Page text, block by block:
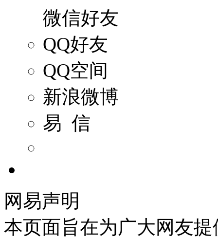
微信好友
QQ好友
QQ空间
新浪微博
易 信
网易声明
本页面旨在为广大网友